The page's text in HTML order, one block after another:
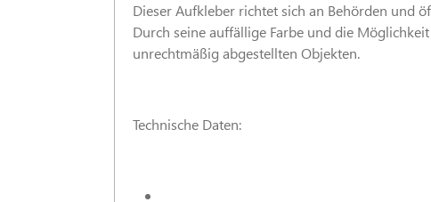
Dieser Aufkleber richtet sich an Behörden und
Durch seine auffällige Farbe und die
unrechtmäßig abgestellten Objekten.
Technische Daten: